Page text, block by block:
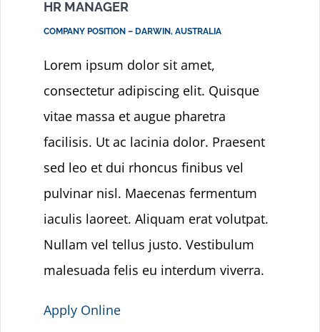
HR MANAGER
COMPANY POSITION – DARWIN, AUSTRALIA
Lorem ipsum dolor sit amet,
consectetur adipiscing elit. Quisque
vitae massa et augue pharetra
facilisis. Ut ac lacinia dolor. Praesent
sed leo et dui rhoncus finibus vel
pulvinar nisl. Maecenas fermentum
iaculis laoreet. Aliquam erat volutpat.
Nullam vel tellus justo. Vestibulum
malesuada felis eu interdum viverra.
Apply Online